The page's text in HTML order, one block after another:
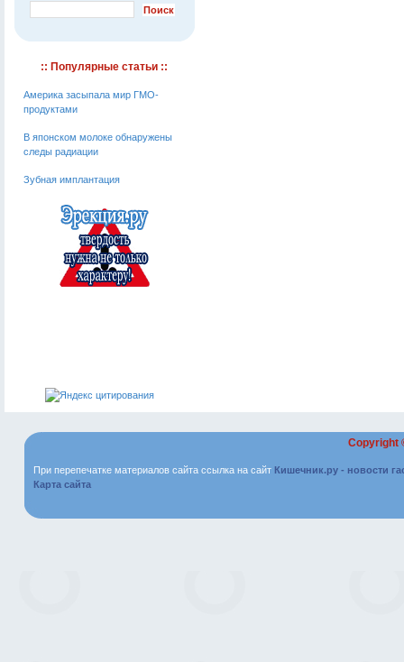
:: Популярные статьи ::
Америка засыпала мир ГМО-
продуктами
В японском молоке обнаружены
следы радиации
Зубная имплантация
Copyright
При перепечатке материалов сайта ссылка на сайт Кишечник.ру - новости
Карта сайта